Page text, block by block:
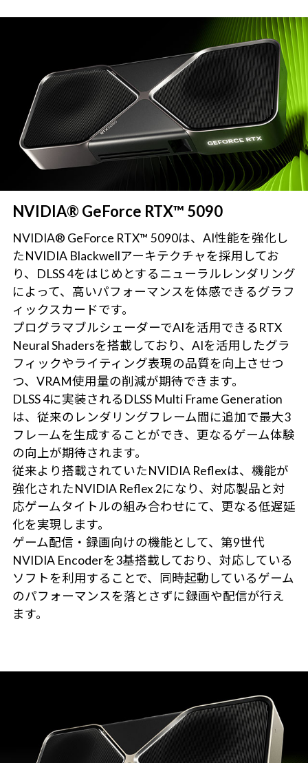
NVIDIA® GeForce RTX™ 5090
NVIDIA® GeForce RTX™ 5090は、AI性能を強化し
たNVIDIA Blackwellアーキテクチャを採用してお
り、DLSS 4をはじめとするニューラルレンダリング
によって、高いパフォーマンスを体感できるグラフ
ィックスカードです。
プログラマブルシェーダーでAIを活用できるRTX
Neural Shadersを搭載しており、AIを活用したグラ
フィックやライティング表現の品質を向上させつ
つ、VRAM使用量の削減が期待できます。
DLSS 4に実装されるDLSS Multi Frame Generation
は、従来のレンダリングフレーム間に追加で最大3
フレームを生成することができ、更なるゲーム体験
の向上が期待されます。
従来より搭載されていたNVIDIA Reflexは、機能が
強化されたNVIDIA Reflex 2になり、対応製品と対
応ゲームタイトルの組み合わせにて、更なる低遅延
化を実現します。
ゲーム配信・録画向けの機能として、第9世代
NVIDIA Encoderを3基搭載しており、対応している
ソフトを利用することで、同時起動しているゲーム
のパフォーマンスを落とさずに録画や配信が行え
ます。